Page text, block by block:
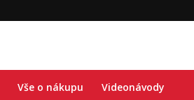
Vše o nákupu Videonávody